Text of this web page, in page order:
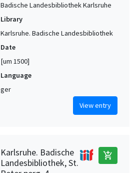
Badische Landesbibliothek Karlsruhe
Library
Karlsruhe. Badische Landesbibliothek
Date
[um 1500]
Language
ger
View entry
Karlsruhe. Badische
Landesbibliothek, St.
add_shopping_cart